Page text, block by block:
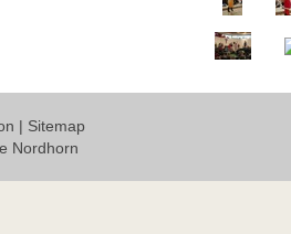
| Sitemap
Nordhorn